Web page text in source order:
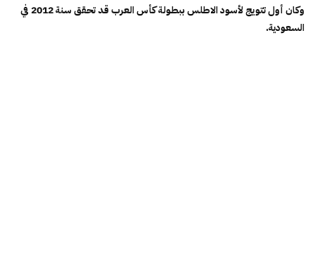
وكان أول تتويج لأسود الاطلس ببطولة كأس العرب قد تحقق سنة 2012 في
السعودية.